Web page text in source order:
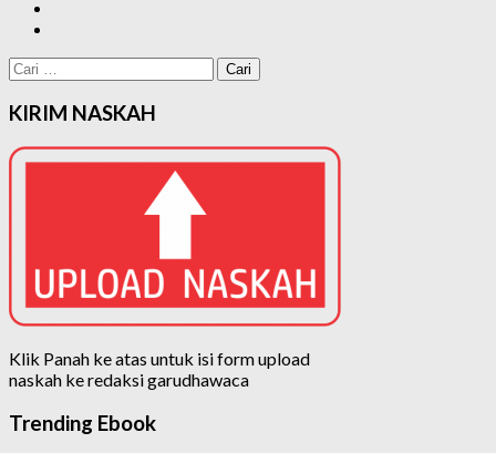
Cari
untuk:
KIRIM NASKAH
Klik Panah ke atas untuk isi form upload
naskah ke redaksi garudhawaca
Trending Ebook